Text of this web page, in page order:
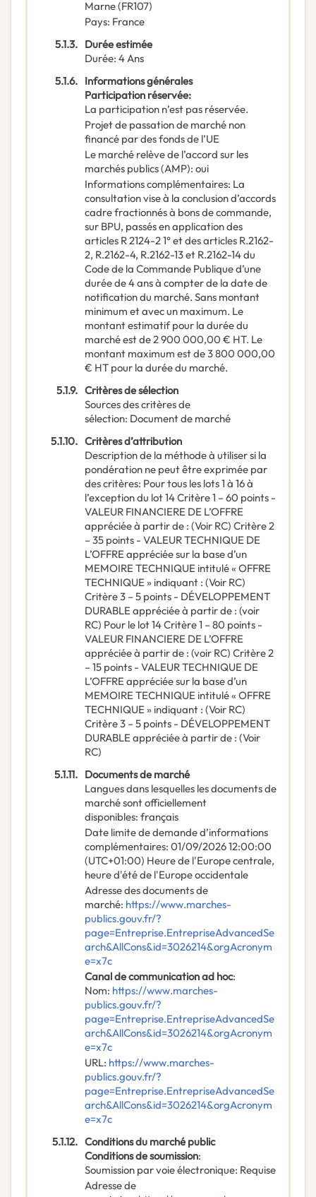
Marne(FR107)
Pays: France
5.1.3. Durée estimée
Durée: 4Ans
5.1.6. Informations générales
Participation réservée:
La participation n’est pas réservée.
Projet de passation de marché non
financé par des fonds de l’UE
Le marché relève de l’accord sur les
marchés publics (AMP): oui
Informations complémentaires: La
consultation vise à la conclusion d’accords
cadre fractionnés à bons de commande,
sur BPU, passés en application des
articles R 2124-2 1° et des articles R.2162-
2, R.2162-4, R.2162-13 et R.2162-14 du
Code de la Commande Publique d’une
durée de 4 ans à compter de la date de
notification du marché. Sans montant
minimum et avec un maximum. Le
montant estimatif pour la durée du
marché est de 2 900 000,00 € HT. Le
montant maximum est de 3 800 000,00
€ HT pour la durée du marché.
5.1.9. Critères de sélection
Sources des critères de
sélection: Document de marché
5.1.10. Critères d’attribution
Description de la méthode à utiliser si la
pondération ne peut être exprimée par
des critères: Pour tous les lots 1 à 16 à
l’exception du lot 14 Critère 1 – 60 points -
VALEUR FINANCIERE DE L’OFFRE
appréciée à partir de : (Voir RC) Critère 2
– 35 points - VALEUR TECHNIQUE DE
L’OFFRE appréciée sur la base d’un
MEMOIRE TECHNIQUE intitulé « OFFRE
TECHNIQUE » indiquant : (Voir RC)
Critère 3 – 5 points - DÉVELOPPEMENT
DURABLE appréciée à partir de : (voir
RC) Pour le lot 14 Critère 1 – 80 points -
VALEUR FINANCIERE DE L’OFFRE
appréciée à partir de : (voir RC) Critère 2
– 15 points - VALEUR TECHNIQUE DE
L’OFFRE appréciée sur la base d’un
MEMOIRE TECHNIQUE intitulé « OFFRE
TECHNIQUE » indiquant : (Voir RC)
Critère 3 – 5 points - DÉVELOPPEMENT
DURABLE appréciée à partir de : (Voir
RC)
5.1.11. Documents de marché
Langues dans lesquelles les documents de
marché sont officiellement
disponibles: français
Date limite de demande d’informations
complémentaires: 01/09/202612:00:00
(UTC+01:00) Heure de l'Europe centrale,
heure d'été de l'Europe occidentale
Adresse des documents de
marché: https://www.marches-
publics.gouv.fr/?
page=Entreprise.EntrepriseAdvancedSe
arch&AllCons&id=3026214&orgAcronym
e=x7c
Canal de communication ad hoc:
Nom: https://www.marches-
publics.gouv.fr/?
page=Entreprise.EntrepriseAdvancedSe
arch&AllCons&id=3026214&orgAcronym
e=x7c
URL: https://www.marches-
publics.gouv.fr/?
page=Entreprise.EntrepriseAdvancedSe
arch&AllCons&id=3026214&orgAcronym
e=x7c
5.1.12. Conditions du marché public
Conditions de soumission:
Soumission par voie électronique: Requise
Adresse de